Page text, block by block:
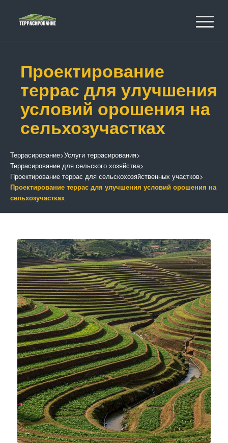
Проектирование
террас для улучшения
условий орошения на
сельхозучастках
Террасирование>Услуги террасирования>
Террасирование для сельского хозяйства>
Проектирование террас для сельскохозяйственных участков>
Проектирование террас для улучшения условий орошения на
сельхозучастках